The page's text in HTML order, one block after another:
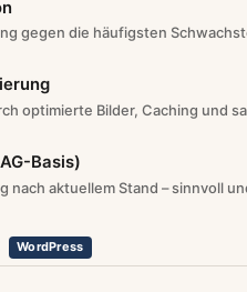
gegen die häufigsten
optimierte Bilder, Caching und
Basis)
nach aktuellem Stand – sinnvoll
WordPress